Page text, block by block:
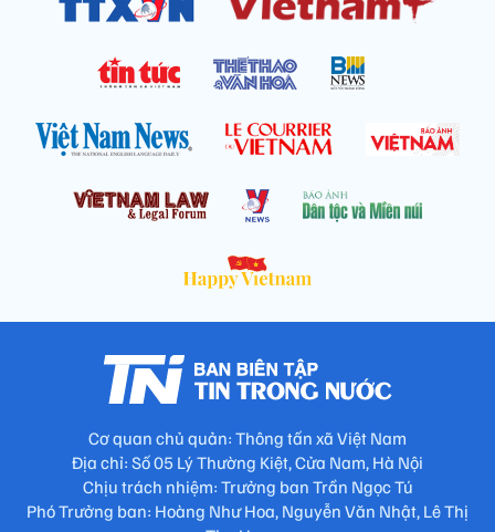
Cơ quan chủ quản: Thông tấn xã Việt Nam
Địa chỉ: Số 05 Lý Thường Kiệt, Cửa Nam, Hà Nội
Chịu trách nhiệm: Trưởng ban Trần Ngọc Tú
Phó Trưởng ban: Hoàng Như Hoa, Nguyễn Văn Nhật, Lê Thị